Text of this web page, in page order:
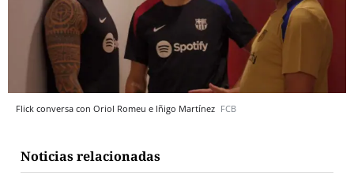
Flick conversa con Oriol Romeu e Iñigo Martínez FCB
Noticias relacionadas